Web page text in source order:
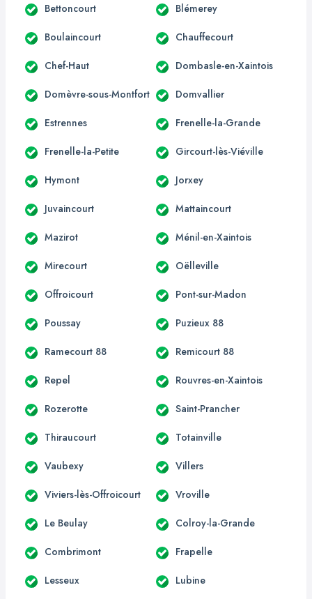
Bettoncourt Blémerey
Boulaincourt Chauffecourt
Chef-Haut Dombasle-en-Xaintois
Domèvre-sous-Montfort Domvallier
Estrennes Frenelle-la-Grande
Frenelle-la-Petite Gircourt-lès-Viéville
Hymont Jorxey
Juvaincourt Mattaincourt
Mazirot Ménil-en-Xaintois
Mirecourt Oëlleville
Offroicourt Pont-sur-Madon
Poussay Puzieux 88
Ramecourt 88 Remicourt 88
Repel Rouvres-en-Xaintois
Rozerotte Saint-Prancher
Thiraucourt Totainville
Vaubexy Villers
Viviers-lès-Offroicourt Vroville
Le Beulay Colroy-la-Grande
Combrimont Frapelle
Lesseux Lubine